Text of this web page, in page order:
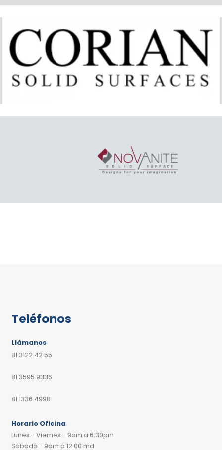
Teléfonos
Llámanos
81 3122 42 55
81 3595 9336
81 1336 4998
Horario Oficina
Lunes - Viernes - 9am a 6:30pm
Sábado - 9am a 12:00 md